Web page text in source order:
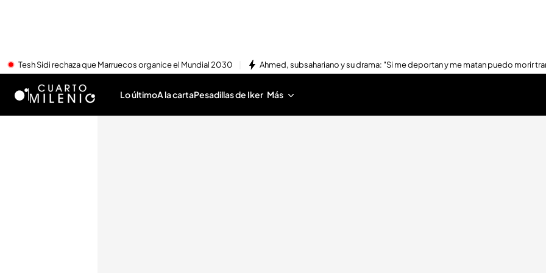
Tesh Sidi rechaza que Marruecos organice el Mundial 2030 Ahmed, subsahariano y su drama: "Si me deportan y me matan puedo morir
Lo últimoA la cartaPesadillas de Iker Más